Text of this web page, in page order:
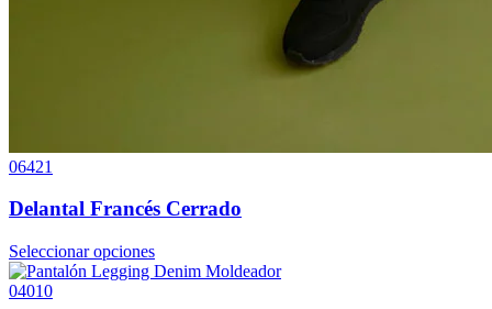
06421
Delantal Francés Cerrado
Seleccionar opciones
04010